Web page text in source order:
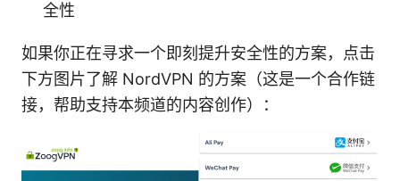
全性
如果你正在寻求一个即刻提升安全性的方案，点击
下方图片了解 NordVPN 的方案（这是一个合作链
接，帮助支持本频道的内容创作）：